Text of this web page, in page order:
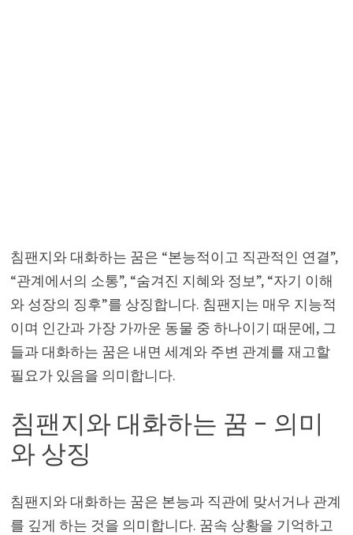
침팬지와 대화하는 꿈은 “본능적이고 직관적인 연결”,
“관계에서의 소통”, “숨겨진 지혜와 정보”, “자기 이해
와 성장의 징후”를 상징합니다. 침팬지는 매우 지능적
이며 인간과 가장 가까운 동물 중 하나이기 때문에, 그
들과 대화하는 꿈은 내면 세계와 주변 관계를 재고할
필요가 있음을 의미합니다.
침팬지와 대화하는 꿈 – 의미
와 상징
침팬지와 대화하는 꿈은 본능과 직관에 맞서거나 관계
를 깊게 하는 것을 의미합니다. 꿈속 상황을 기억하고